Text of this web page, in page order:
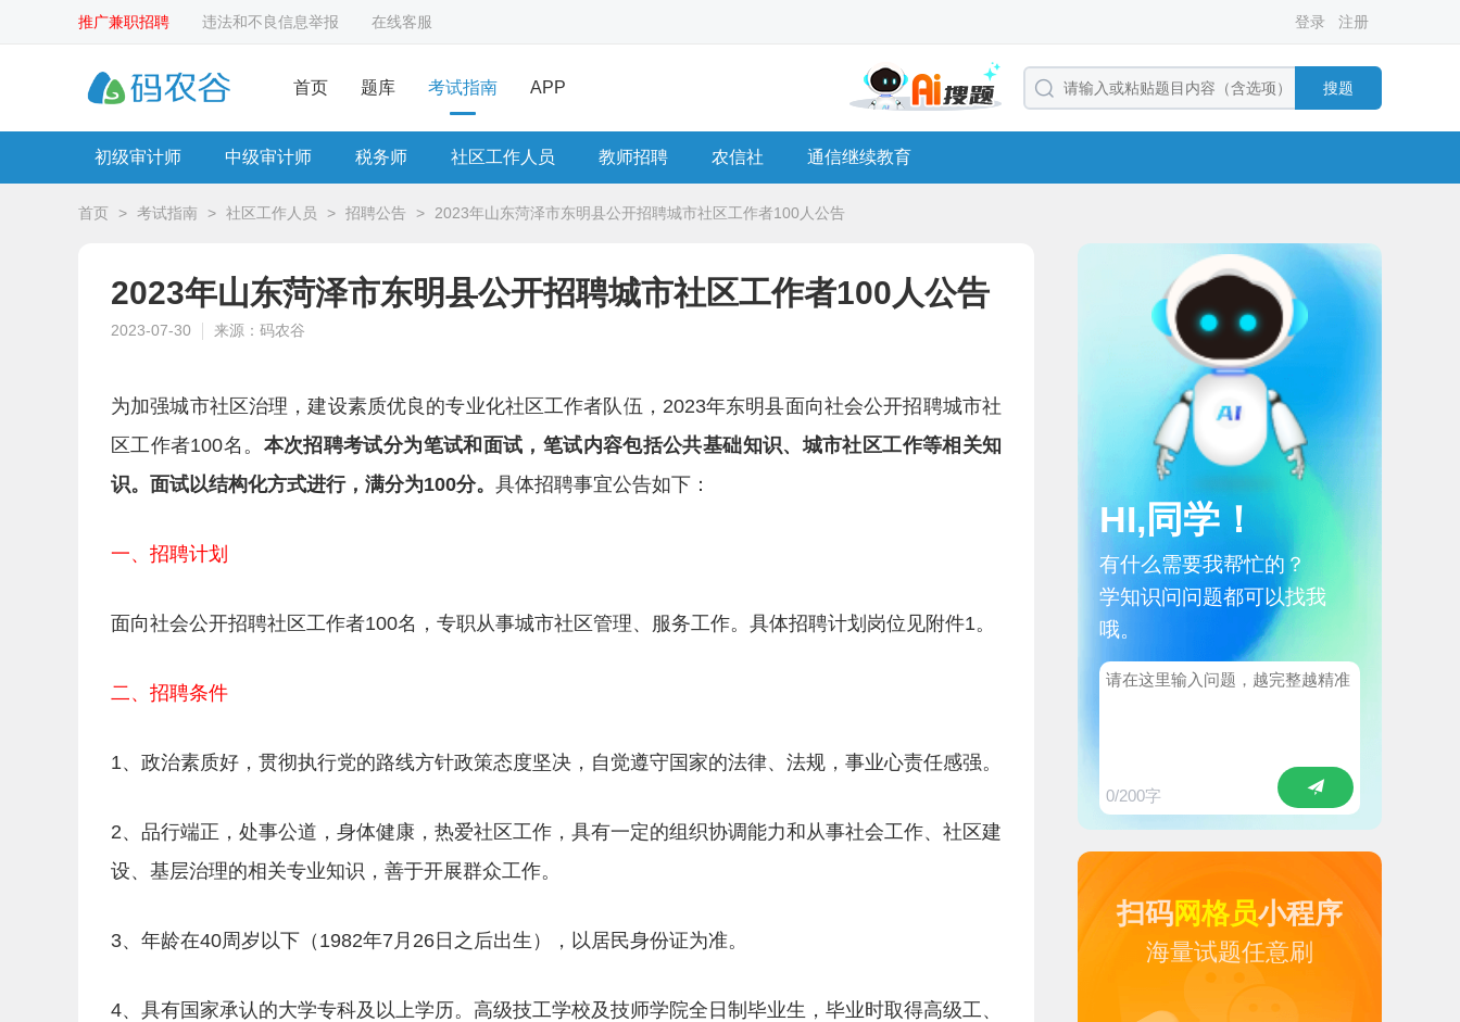
推广兼职招聘 违法和不良信息举报 在线客服 登录 注册
首页 题库 考试指南 APP 搜题
初级审计师 中级审计师 税务师 社区工作人员 教师招聘 农信社 通信继续教育
首页 > 考试指南 > 社区工作人员 > 招聘公告 > 2023年山东菏泽市东明县公开招聘城市社区工作者100人公告
2023年山东菏泽市东明县公开招聘城市社区工作者100人公告
2023-07-30 来源：码农谷
为加强城市社区治理，建设素质优良的专业化社区工作者队伍，2023年东明县面向社会公开招聘城市社
区工作者100名。 本次招聘考试分为笔试和面试， 笔试内容包括公共基础知识、城市社区工作等相关知
识。 面试以结构化方式进行，满分为100分。 具体招聘事宜公告如下：
一、招聘计划
面向社会公开招聘社区工作者100名，专职从事城市社区管理、服务工作。具体招聘计划岗位见附件1。
二、招聘条件
1、政治素质好，贯彻执行党的路线方针政策态度坚决，自觉遵守国家的法律、法规，事业心责任感强。
2、品行端正，处事公道，身体健康，热爱社区工作，具有一定的组织协调能力和从事社会工作、社区建
设、基层治理的相关专业知识，善于开展群众工作。
3、年龄在40周岁以下（1982年7月26日之后出生），以居民身份证为准。
4、具有国家承认的大学专科及以上学历。高级技工学校及技师学院全日制毕业生，毕业时取得高级工、
HI,同学！
有什么需要我帮忙的？
学知识问问题都可以找我
哦。
0/200字
扫码网格员小程序
海量试题任意刷